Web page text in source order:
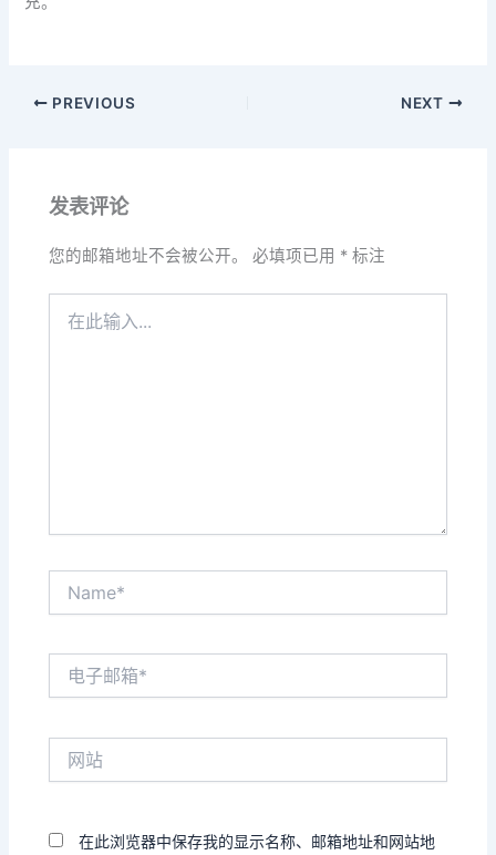
PREVIOUS NEXT
发表评论
您的邮箱地址不会被公开。 必填项已用 * 标注
在此浏览器中保存我的显示名称、邮箱地址和网站地